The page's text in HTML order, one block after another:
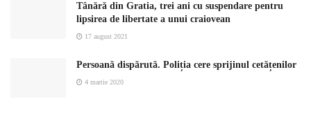
Tânără din Gratia, trei ani cu suspendare pentru
lipsirea de libertate a unui craiovean
17 august 2021
Persoană dispărută. Poliția cere sprijinul cetățenilor
4 martie 2020